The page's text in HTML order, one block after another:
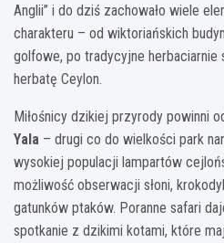
Anglii” i do dziś zachowało wiele
charakteru – od wiktoriańskich
golfowe, po tradycyjne
herbatę Ceylon.
Miłośnicy dzikiej przyrody powinni
Yala – drugi co do wielkości park
wysokiej populacji lampartów
możliwość obserwacji słoni,
gatunków ptaków. Poranne safari
spotkanie z dzikimi kotami, które